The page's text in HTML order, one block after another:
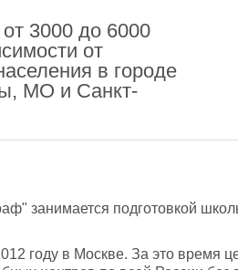
3000 до 6000
от
в городе
МО и Санкт-
занимается подготовкой
году в Москве. За это время